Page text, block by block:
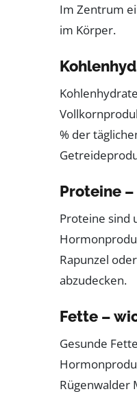
Im Zentrum
im Körper.
% der
Proteine
Proteine sind
Rapunzel
abzudecken.
Fette –
Gesunde
Rügenwalder